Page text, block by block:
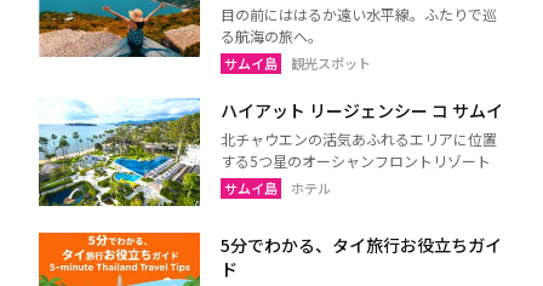
目の前にははるか遠い水平線。ふたりで巡
る航海の旅へ。
サムイ島 観光スポット
ハイアット リージェンシー コ サムイ
北チャウエンの活気あふれるエリアに位置
する5つ星のオーシャンフロントリゾート
サムイ島 ホテル
5分でわかる、タイ旅行お役立ちガイ
ド